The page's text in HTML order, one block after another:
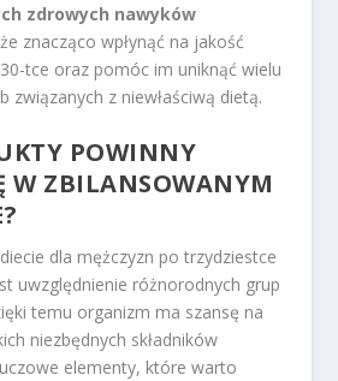
zdrowych nawyków
znacząco wpłynąć na jakość
tce oraz pomóc im uniknąć wielu
związanych z niewłaściwą dietą.
POWINNY
W ZBILANSOWANYM
dla mężczyzn po trzydziestce
uwzględnienie różnorodnych grup
temu organizm ma szansę na
niezbędnych składników
elementy, które warto